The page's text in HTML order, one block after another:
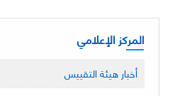
المركز الإعلامي
أخبار هيئة التقييس